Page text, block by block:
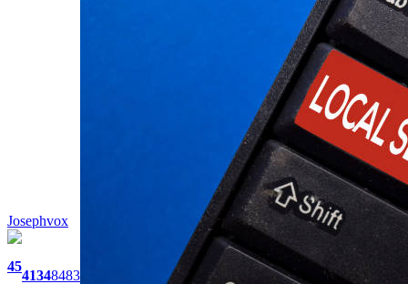
Josephvox
45
41348483